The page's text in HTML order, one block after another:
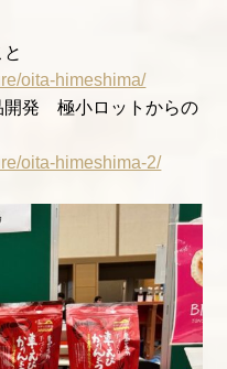
oita-himeshima/
開発 極小ロットからの
oita-himeshima-2/